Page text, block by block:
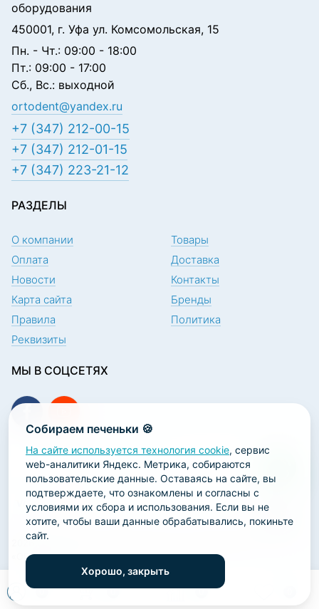
0 0 0
Собираем печеньки 🍪
На сайте используется технология cookie, сервис
web-аналитики Яндекс. Метрика, собираются
пользовательские данные. Оставаясь на сайте, вы
подтверждаете, что ознакомлены и согласны с
условиями их сбора и использования. Если вы не
хотите, чтобы ваши данные обрабатывались, покиньте
сайт.
Хорошо, закрыть
оборудования
450001, г. Уфа ул. Комсомольская, 15
Пн. - Чт.: 09:00 - 18:00
Пт.: 09:00 - 17:00
Сб., Вс.: выходной
ortodent@yandex.ru
+7 (347) 212-00-15
+7 (347) 212-01-15
+7 (347) 223-21-12
РАЗДЕЛЫ
О компании
Товары
Оплата
Доставка
Новости
Контакты
Карта сайта
Бренды
Правила
Политика
Реквизиты
МЫ В СОЦСЕТЯХ
ПОДПИСКА НА НОВОСТИ
2026 ООО «Научно-производственная лаборатория
«ОРТОДЕНТ»